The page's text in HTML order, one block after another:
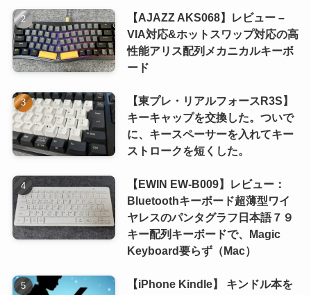
【AJAZZ AKS068】レビュー –
VIA対応&ホットスワップ対応の高
性能アリス配列メカニカルキーボ
ード
【東プレ・リアルフォースR3S】
キーキャップを交換した。ついで
に、キースペーサーを入れてキー
ストロークを短くした。
【EWIN EW-B009】レビュー：
Bluetoothキーボード超薄型ワイ
ヤレスのパンタグラフ日本語７９
キー配列キーボードで、Magic
Keyboard要らず（Mac）
【iPhone Kindle】 キンドル本を